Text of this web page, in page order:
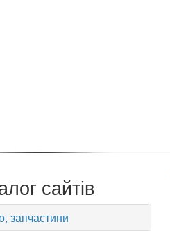
сайтів
запчастини